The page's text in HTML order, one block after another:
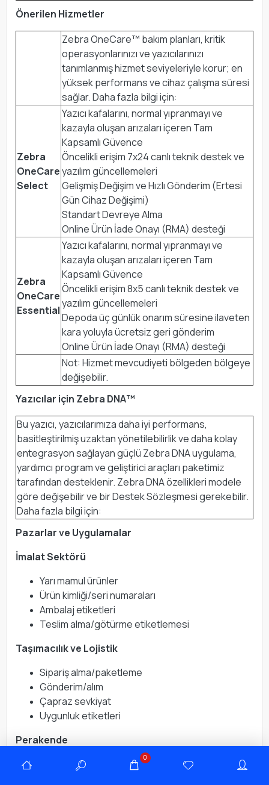
Önerilen Hizmetler
Zebra OneCare™ bakım planları, kritik
operasyonlarınızı ve yazıcılarınızı
tanımlanmış hizmet seviyeleriyle korur; en
yüksek performans ve cihaz çalışma süresi
sağlar. Daha fazla bilgi için:
Zebra
OneCare
Select
Yazıcı kafalarını, normal yıpranmayı ve
kazayla oluşan arızaları içeren Tam
Kapsamlı Güvence
Öncelikli erişim 7x24 canlı teknik destek ve
yazılım güncellemeleri
Gelişmiş Değişim ve Hızlı Gönderim (Ertesi
Gün Cihaz Değişimi)
Standart Devreye Alma
Online Ürün İade Onayı (RMA) desteği
Zebra
OneCare
Essential
Yazıcı kafalarını, normal yıpranmayı ve
kazayla oluşan arızaları içeren Tam
Kapsamlı Güvence
Öncelikli erişim 8x5 canlı teknik destek ve
yazılım güncellemeleri
Depoda üç günlük onarım süresine ilaveten
kara yoluyla ücretsiz geri gönderim
Online Ürün İade Onayı (RMA) desteği
Not: Hizmet mevcudiyeti bölgeden bölgeye
değişebilir.
Yazıcılar için Zebra DNA™
Bu yazıcı, yazıcılarımıza daha iyi performans,
basitleştirilmiş uzaktan yönetilebilirlik ve daha kolay
entegrasyon sağlayan güçlü Zebra DNA uygulama,
yardımcı program ve geliştirici araçları paketimiz
tarafından desteklenir. Zebra DNA özellikleri modele
göre değişebilir ve bir Destek Sözleşmesi gerekebilir.
Daha fazla bilgi için:
Pazarlar ve Uygulamalar
İmalat Sektörü
Yarı mamul ürünler
Ürün kimliği/seri numaraları
Ambalaj etiketleri
Teslim alma/götürme etiketlemesi
Taşımacılık ve Lojistik
Sipariş alma/paketleme
Gönderim/alım
Çapraz sevkiyat
Uygunluk etiketleri
Perakende
Dağıtım merkezleri
0